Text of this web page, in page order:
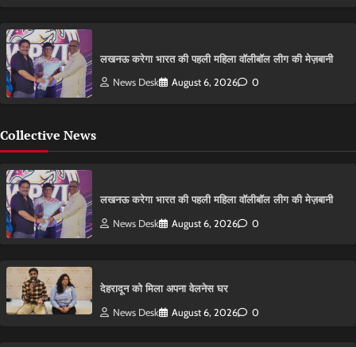
लखनऊ करेगा भारत की पहली महिला वॉलीबॉल लीग की मेज़बानी
News Desk August 6, 2026 0
Collective News
लखनऊ करेगा भारत की पहली महिला वॉलीबॉल लीग की मेज़बानी
News Desk August 6, 2026 0
देहरादून को मिला अपना वेलनेस घर
News Desk August 6, 2026 0